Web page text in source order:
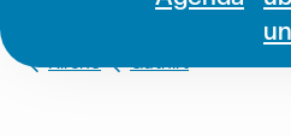
Kirche Guthirt